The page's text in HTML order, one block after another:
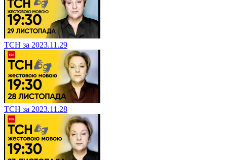
ТСН за 2023.11.29
ТСН за 2023.11.28